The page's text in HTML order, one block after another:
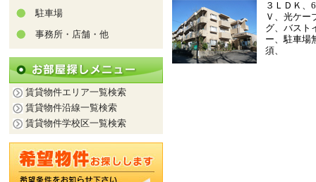
駐車場
事務所・店舗・他
賃貸物件エリア一覧検索
賃貸物件沿線一覧検索
賃貸物件学校区一覧検索
３ＬＤＫ、
Ｖ、光ケー
グ、バスト
ー、駐車場
須、